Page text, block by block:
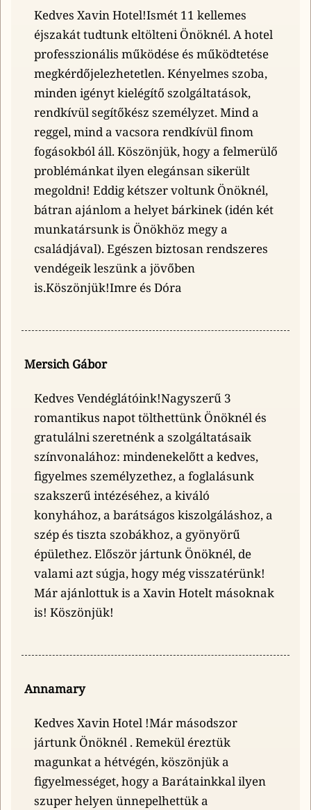
Kedves Xavin Hotel!Ismét 11 kellemes
éjszakát tudtunk eltölteni Önöknél. A hotel
professzionális működése és működtetése
megkérdőjelezhetetlen. Kényelmes szoba,
minden igényt kielégítő szolgáltatások,
rendkívül segítőkész személyzet. Mind a
reggel, mind a vacsora rendkívül finom
fogásokból áll. Köszönjük, hogy a felmerülő
problémánkat ilyen elegánsan sikerült
megoldni! Eddig kétszer voltunk Önöknél,
bátran ajánlom a helyet bárkinek (idén két
munkatársunk is Önökhöz megy a
családjával). Egészen biztosan rendszeres
vendégeik leszünk a jövőben
is.Köszönjük!Imre és Dóra
Mersich Gábor
Kedves Vendéglátóink!Nagyszerű 3
romantikus napot tölthettünk Önöknél és
gratulálni szeretnénk a szolgáltatásaik
színvonalához: mindenekelőtt a kedves,
figyelmes személyzethez, a foglalásunk
szakszerű intézéséhez, a kiváló
konyhához, a barátságos kiszolgáláshoz, a
szép és tiszta szobákhoz, a gyönyörű
épülethez. Először jártunk Önöknél, de
valami azt súgja, hogy még visszatérünk!
Már ajánlottuk is a Xavin Hotelt másoknak
is! Köszönjük!
Annamary
Kedves Xavin Hotel !Már másodszor
jártunk Önöknél . Remekül éreztük
magunkat a hétvégén, köszönjük a
figyelmességet, hogy a Barátainkkal ilyen
szuper helyen ünnepelhettük a